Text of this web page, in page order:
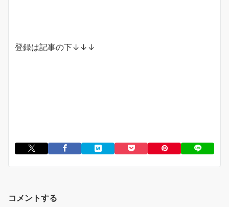
登録は記事の下↓↓↓
コメントする